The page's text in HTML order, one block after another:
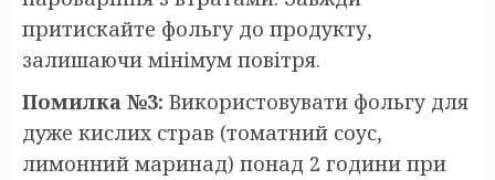
притискайте фольгу до продукту,
залишаючи мінімум повітря.
Помилка №3: Використовувати фольгу для
дуже кислих страв (томатний соус,
лимонний маринад) понад 2 години при